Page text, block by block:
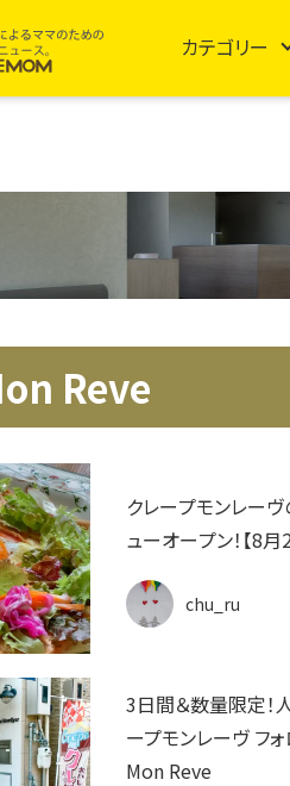
カテゴリー
Reve
クレープモンレー
ューオープン！【8月
chu_ru
3日間＆数量限定！
ープモンレーヴ フ
Mon Reve